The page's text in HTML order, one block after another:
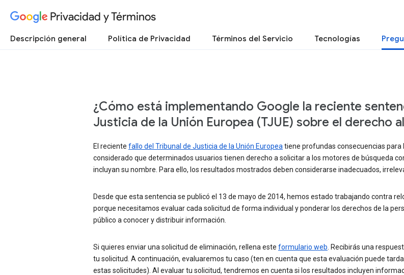
Privacidad y Términos
Descripción general Política de Privacidad Términos del Servicio Tecnologías
¿Cómo está implementando Google la reciente
Justicia de la Unión Europea (TJUE) sobre el derecho
El reciente fallo del Tribunal de Justicia de la Unión Europea tiene profundas consecuencias para
considerado que determinados usuarios tienen derecho a solicitar a los motores de búsqueda
incluyan su nombre. Para ello, los resultados mostrados deben considerarse inadecuados,
Desde que esta sentencia se publicó el 13 de mayo de 2014, hemos estado trabajando contra
porque necesitamos evaluar cada solicitud de forma individual y ponderar los derechos de la
público a conocer y distribuir información.
Si quieres enviar una solicitud de eliminación, rellena este formulario web . Recibirás una
tu solicitud. A continuación, evaluaremos tu caso (ten en cuenta que esta evaluación puede
estas solicitudes). Al evaluar tu solicitud, tendremos en cuenta si los resultados incluyen